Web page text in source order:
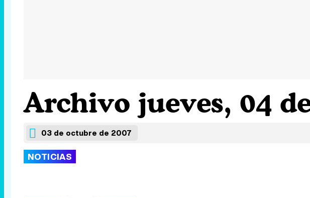
Archivo jueves, 04
03 de octubre de 2007
NOTICIAS